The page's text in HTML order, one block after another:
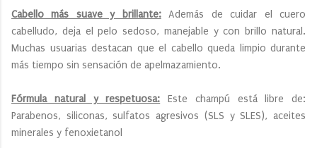
Cabello más suave y brillante:Además de cuidar el cuero
cabelludo, deja el pelo sedoso, manejable y con brillo natural.
Muchas usuarias destacan que el cabello queda limpio durante
más tiempo sin sensación de apelmazamiento.
Fórmula natural y respetuosa: Este champú está libre de:
Parabenos, siliconas, sulfatos agresivos (SLS y SLES), aceites
minerales y fenoxietanol